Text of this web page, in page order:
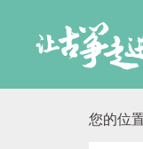
您的位